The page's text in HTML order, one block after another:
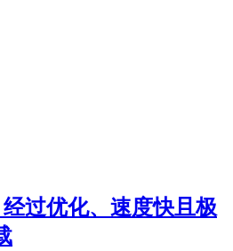
过优化、速度快且极